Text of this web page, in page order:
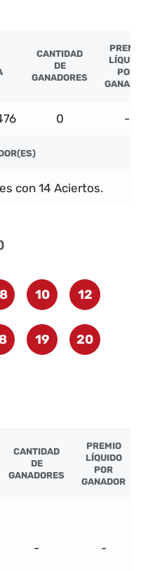
CANTIDAD
DE
GANADORES
PREMIO
LÍQUIDO
POR
GANADOR
0 -
con 14 Aciertos.
10 12
19 20
CANTIDAD
DE
GANADORES
PREMIO
LÍQUIDO
POR
GANADOR
- -